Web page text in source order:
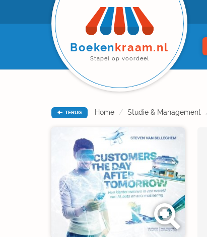
Boekenkraam.nl
Stapel op voordeel
TERUG Home Studie & Management